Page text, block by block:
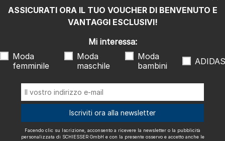
Mi interessa:
Moda femminile
Moda maschile
ADIDAS
Facendo clic su Iscrizione, acconsento a ricevere la newsletter o la
pubblicità personalizzata di SCHIESSER GmbH e con la presente
"Newsletter". Posso revocare questo consenso in qualsiasi momento
con effetto futuro.
Spediamo con
ASSICURATI ORA IL TUO VOUCHER DI BENVENUTO E
VANTAGGI ESCLUSIVI!
Mi interessa:
Moda
femminile
Moda
maschile
Moda
bambini
ADIDAS
Iscriviti ora alla newsletter
Facendo clic su Iscrizione, acconsento a ricevere la newsletter o la pubblicità
personalizzata di SCHIESSER GmbH e con la presente osservo e accetto anche le